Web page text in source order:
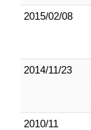
2015/02/08
2014/11/23
2010/11